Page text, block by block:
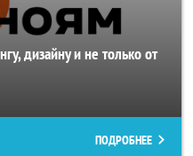
дизайну и не только от
ПОДРОБНЕЕ